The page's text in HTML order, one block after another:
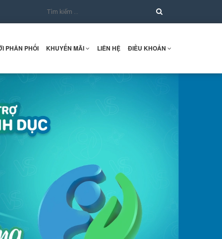
PHÂN PHỐI KHUYẾN MÃI LIÊN HỆ ĐIỀU KHOẢN